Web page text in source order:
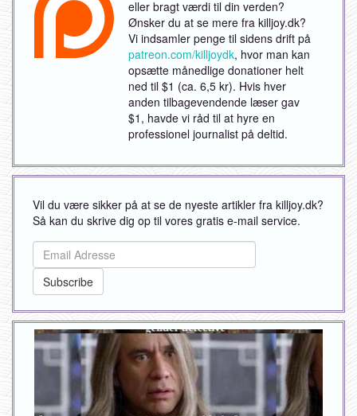
eller bragt værdi til din verden?
Ønsker du at se mere fra killjoy.dk?
Vi indsamler penge til sidens drift på
patreon.com/killjoydk, hvor man kan
opsætte månedlige donationer helt
ned til $1 (ca. 6,5 kr). Hvis hver
anden tilbagevendende læser gav
$1, havde vi råd til at hyre en
professionel journalist på deltid.
Vil du være sikker på at se de nyeste artikler fra killjoy.dk?
Så kan du skrive dig op til vores gratis e-mail service.